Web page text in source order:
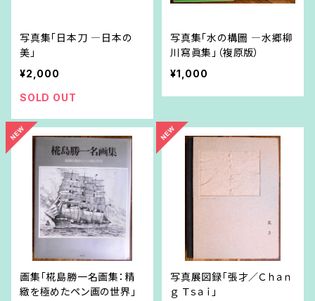
写真集「日本刀 ―日本の
美」
¥2,000
SOLD OUT
写真集「水の構圖 ―水郷柳
川寫眞集」（複原版）
¥1,000
画集「椛島勝一名画集：精
緻を極めたペン画の世界」
写真展図録「張才／Ｃｈａｎ
ｇ Ｔｓａｉ」